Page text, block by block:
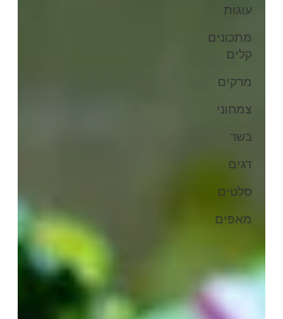
עוגות
מתכונים
קלים
מרקים
צמחוני
בשר
דגים
סלטים
מאפים